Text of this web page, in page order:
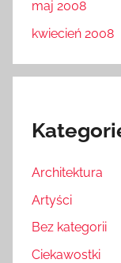
maj 2008
kwiecień 2008
Architektura
Artyści
Bez kategorii
Ciekawostki